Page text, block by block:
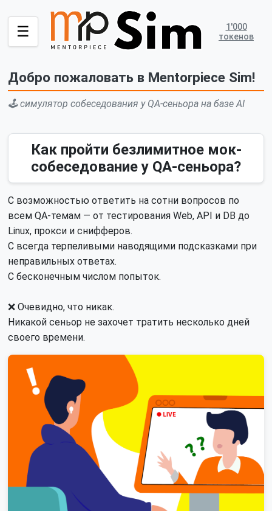
☰
1'000
токенов
Добро пожаловать в Mentorpiece Sim!
🕹️ симулятор собеседования у QA-сеньора на базе AI
Как пройти безлимитное мок-
собеседование у QA-сеньора?
С возможностью ответить на сотни вопросов по
всем QA-темам — от тестирования Web, API и DB до
Linux, прокси и снифферов.
С всегда терпеливыми наводящими подсказками при
неправильных ответах.
С бесконечным числом попыток.
❌ Очевидно, что никак.
Никакой сеньор не захочет тратить несколько дней
своего времени.